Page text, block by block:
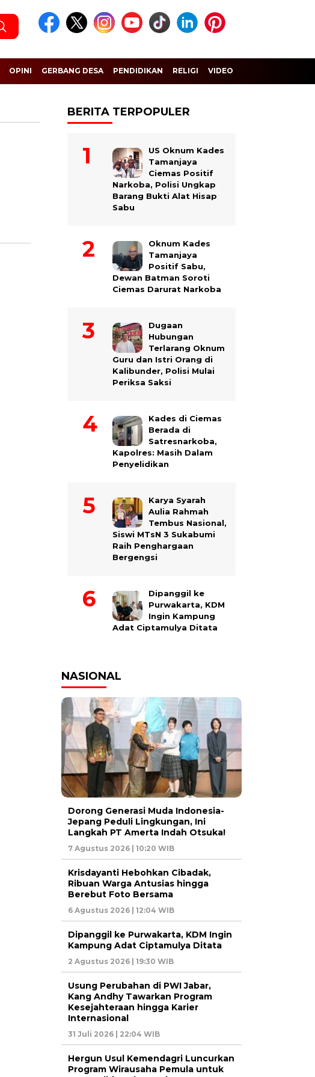
OPINI GERBANG DESA PENDIDIKAN RELIGI VIDEO
BERITA TERPOPULER
US Oknum Kades
Tamanjaya
Ciemas Positif
Narkoba, Polisi Ungkap
Barang Bukti Alat Hisap
Sabu
Oknum Kades
Tamanjaya
Positif Sabu,
Dewan Batman Soroti
Ciemas Darurat Narkoba
Dugaan
Hubungan
Terlarang Oknum
Guru dan Istri Orang di
Kalibunder, Polisi Mulai
Periksa Saksi
Kades di Ciemas
Berada di
Satresnarkoba,
Kapolres: Masih Dalam
Penyelidikan
Karya Syarah
Aulia Rahmah
Tembus Nasional,
Siswi MTsN 3 Sukabumi
Raih Penghargaan
Bergengsi
Dipanggil ke
Purwakarta, KDM
Ingin Kampung
Adat Ciptamulya Ditata
NASIONAL
Dorong Generasi Muda Indonesia-
Jepang Peduli Lingkungan, Ini
Langkah PT Amerta Indah Otsuka!
7 Agustus 2026 | 10:20 WIB
Krisdayanti Hebohkan Cibadak,
Ribuan Warga Antusias hingga
Berebut Foto Bersama
6 Agustus 2026 | 12:04 WIB
Dipanggil ke Purwakarta, KDM Ingin
Kampung Adat Ciptamulya Ditata
2 Agustus 2026 | 19:30 WIB
Usung Perubahan di PWI Jabar,
Kang Andhy Tawarkan Program
Kesejahteraan hingga Karier
Internasional
31 Juli 2026 | 22:04 WIB
Hergun Usul Kemendagri Luncurkan
Program Wirausaha Pemula untuk